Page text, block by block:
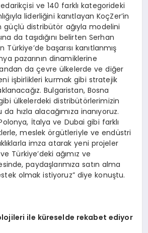
ve 140 farklı kategorideki
liderliğini kanıtlayan KoçZer’in
güçlü distribütör ağıyla modelini
da taşıdığını belirten Serhan
Türkiye’de başarısı kanıtlanmış
pazarının dinamiklerine
da çevre ülkelerde ve diğer
işbirlikleri kurmak gibi stratejik
Bulgaristan, Bosna
ülkelerdeki distribütörlerimizin
hızla alacağımıza inanıyoruz.
İtalya ve Dubai gibi farklı
meslek örgütleriyle ve endüstri
imza atarak yeni projeler
Türkiye’deki ağımız ve
paydaşlarımıza satın alma
olmak istiyoruz” diye konuştu.
ile küreselde rekabet ediyor